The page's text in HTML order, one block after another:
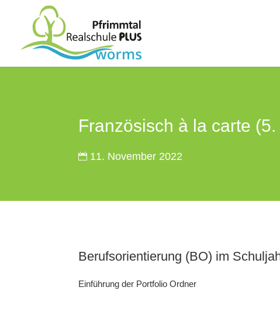
Französisch à la carte
11. November 2022
Berufsorientierung (BO) im
Einführung der Portfolio Ordner